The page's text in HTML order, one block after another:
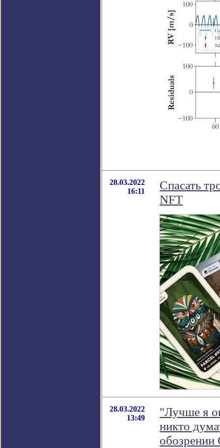
28.03.2022
16:11
Спасать
NFT
28.03.2022
13:49
"Лучше я
никто